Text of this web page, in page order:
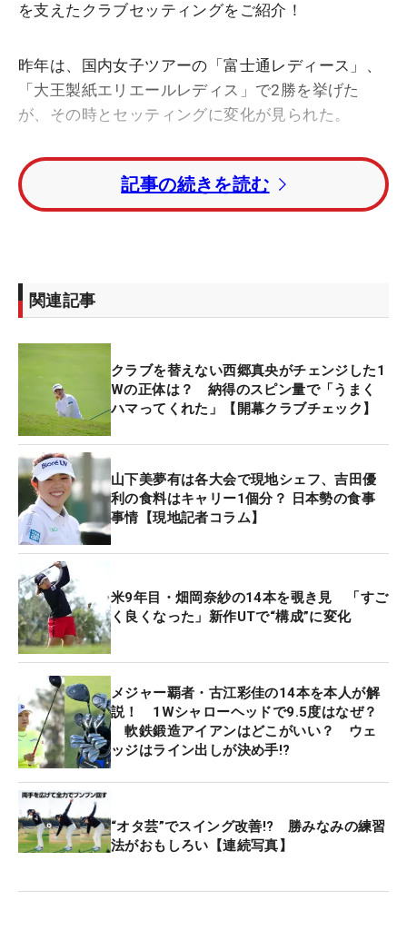
を支えたクラブセッティングをご紹介！
昨年は、国内女子ツアーの「富士通レディース」、
「大王製紙エリエールレディス」で2勝を挙げた
が、その時とセッティングに変化が見られた。
昨年2勝を挙げた際は、スリクソンの新作『ZXi』シ
リーズは未投入であったが、今シーズンからバッグ
イン。ドライバーは、『ZX5 Mk II』からスタンダー
から、同モデルの『40SR』に重量ダウン。「弾道が
すごくよくなったのと、ミスの範囲が狭くなった。
信頼の一本に仕上がった。
フェアウェイウッドとユーティリティは前作の『ZX
MkII』シリーズを引き続き使用。そして、アイアン
は『ZX5 Mk II』から新作の『ZXi7』に変更した。
前作の『ZX5 Mk II』はややロフトが立ったモデルだ
が、今回バッグインしたアイアンはシリーズの中で
は上級者向けに位置づけられるモデル。強度の問題
から採用が難しいとされてきた炭素含有量の少ない
軟鉄「S15C」を採用したことでも話題に。「コンデ
ンス鍛造」と言われるネック強化設計によって同素
材の採用を実現したシリーズの看板モデルとも言え
る。「スピン量とコントロールのしやすさがよかっ
た」と、その操作性の良さから“採用決定”。初戦の
パーオン率はトータルで79％と高水準をマークし
た。
さらにウェッジもクリーブランドの新作ウェッジ
『RTZ』にチェンジ。「Qシリーズ」を終えたタイ
ミングで変え、「いまのところ問題ないです。いい
記事の続きを読む
関連記事
クラブを替えない西郷真央がチェンジした1
Wの正体は？ 納得のスピン量で「うまく
ハマってくれた」【開幕クラブチェック】
山下美夢有は各大会で現地シェフ、吉田優
利の食料はキャリー1個分？ 日本勢の食事
事情【現地記者コラム】
米9年目・畑岡奈紗の14本を覗き見 「すご
く良くなった」新作UTで“構成”に変化
メジャー覇者・古江彩佳の14本を本人が解
説！ 1Wシャローヘッドで9.5度はなぜ？
軟鉄鍛造アイアンはどこがいい？ ウェ
ッジはライン出しが決め手!?
“オタ芸”でスイング改善!? 勝みなみの練習
法がおもしろい【連続写真】